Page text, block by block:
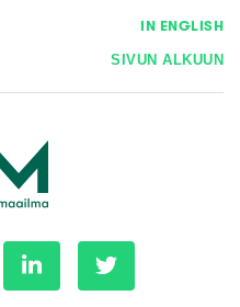
IN ENGLISH
SIVUN ALKUUN